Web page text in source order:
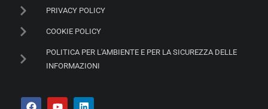
PRIVACY POLICY
COOKIE POLICY
POLITICA PER L'AMBIENTE E PER LA SICUREZZA DELLE
INFORMAZIONI